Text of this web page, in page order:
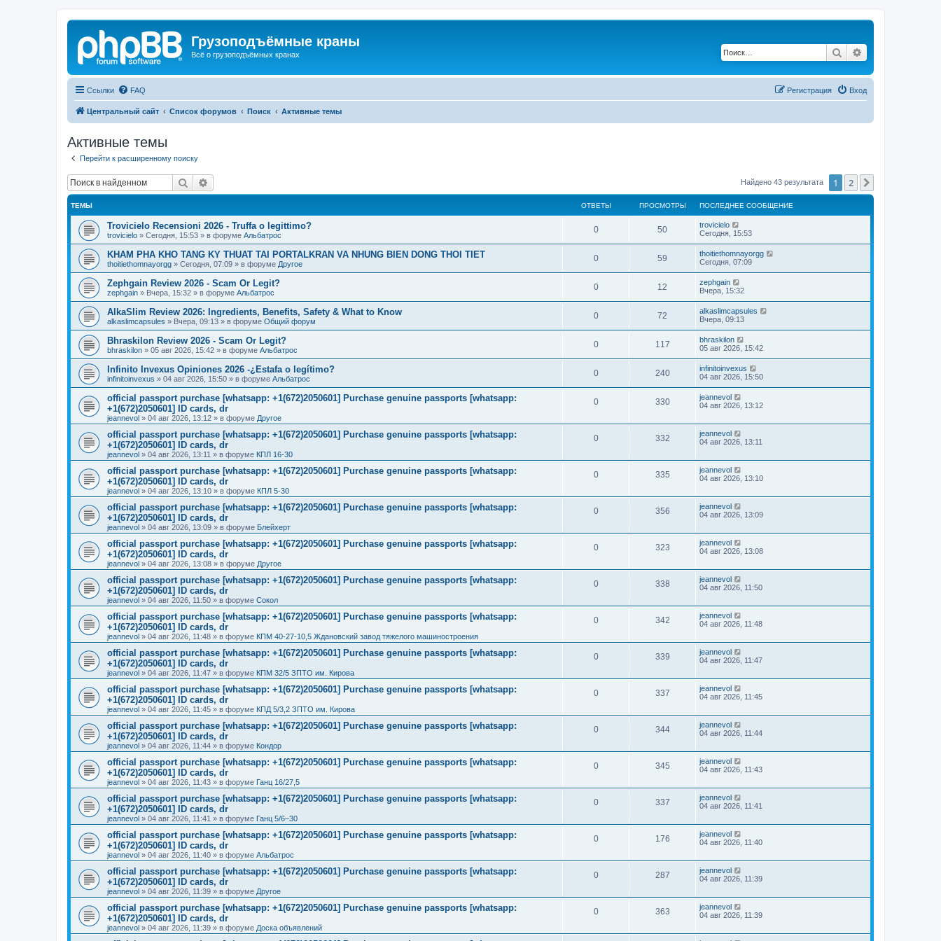
Грузоподъёмные краны
Всё о грузоподъёмных кранах Поиск
Ссылки FAQ Вход
Регистрация
Центральный сайт Список форумов Поиск Активные темы
Активные темы
Перейти к расширенному поиску
Поиск Найдено 43 результата 1 2
ТЕМЫ ОТВЕТЫ ПРОСМОТРЫ ПОСЛЕДНЕЕ СООБЩЕНИЕ
Trovicielo Recensioni 2026 - Truffa o legittimo?
trovicielo » Сегодня, 15:53 » в форуме Альбатрос
0 50
trovicielo
Сегодня, 15:53
KHAM PHA KHO TANG KY THUAT TAI PORTALKRAN VA NHUNG BIEN DONG THOI TIET
thoitiethomnayorgg » Сегодня, 07:09 » в форуме Другое
0 59
thoitiethomnayorgg
Сегодня, 07:09
Zephgain Review 2026 - Scam Or Legit?
zephgain » Вчера, 15:32 » в форуме Альбатрос
0 12
zephgain
Вчера, 15:32
AlkaSlim Review 2026: Ingredients, Benefits, Safety & What to Know
alkaslimcapsules » Вчера, 09:13 » в форуме Общий форум
0 72
alkaslimcapsules
Вчера, 09:13
Bhraskilon Review 2026 - Scam Or Legit?
bhraskilon » 05 авг 2026, 15:42 » в форуме Альбатрос
0 117
bhraskilon
05 авг 2026, 15:42
Infinito Invexus Opiniones 2026 -¿Estafa o legítimo?
infinitoinvexus » 04 авг 2026, 15:50 » в форуме Альбатрос
0 240
infinitoinvexus
04 авг 2026, 15:50
official passport purchase [whatsapp: +1(672)2050601] Purchase genuine passports [whatsapp:
+1(672)2050601] ID cards, dr
jeannevol » 04 авг 2026, 13:12 » в форуме Другое
0 330
jeannevol
04 авг 2026, 13:12
official passport purchase [whatsapp: +1(672)2050601] Purchase genuine passports [whatsapp:
+1(672)2050601] ID cards, dr
jeannevol » 04 авг 2026, 13:11 » в форуме КПЛ 16-30
0 332
jeannevol
04 авг 2026, 13:11
official passport purchase [whatsapp: +1(672)2050601] Purchase genuine passports [whatsapp:
+1(672)2050601] ID cards, dr
jeannevol » 04 авг 2026, 13:10 » в форуме КПЛ 5-30
0 335
jeannevol
04 авг 2026, 13:10
official passport purchase [whatsapp: +1(672)2050601] Purchase genuine passports [whatsapp:
+1(672)2050601] ID cards, dr
jeannevol » 04 авг 2026, 13:09 » в форуме Блейхерт
0 356
jeannevol
04 авг 2026, 13:09
official passport purchase [whatsapp: +1(672)2050601] Purchase genuine passports [whatsapp:
+1(672)2050601] ID cards, dr
jeannevol » 04 авг 2026, 13:08 » в форуме Другое
0 323
jeannevol
04 авг 2026, 13:08
official passport purchase [whatsapp: +1(672)2050601] Purchase genuine passports [whatsapp:
+1(672)2050601] ID cards, dr
jeannevol » 04 авг 2026, 11:50 » в форуме Сокол
0 338
jeannevol
04 авг 2026, 11:50
official passport purchase [whatsapp: +1(672)2050601] Purchase genuine passports [whatsapp:
+1(672)2050601] ID cards, dr
jeannevol » 04 авг 2026, 11:48 » в форуме КПМ 40-27-10,5 Ждановский завод тяжелого машиностроения
0 342
jeannevol
04 авг 2026, 11:48
official passport purchase [whatsapp: +1(672)2050601] Purchase genuine passports [whatsapp:
+1(672)2050601] ID cards, dr
jeannevol » 04 авг 2026, 11:47 » в форуме КПМ 32/5 ЗПТО им. Кирова
0 339
jeannevol
04 авг 2026, 11:47
official passport purchase [whatsapp: +1(672)2050601] Purchase genuine passports [whatsapp:
+1(672)2050601] ID cards, dr
jeannevol » 04 авг 2026, 11:45 » в форуме КПД 5/3,2 ЗПТО им. Кирова
0 337
jeannevol
04 авг 2026, 11:45
official passport purchase [whatsapp: +1(672)2050601] Purchase genuine passports [whatsapp:
+1(672)2050601] ID cards, dr
jeannevol » 04 авг 2026, 11:44 » в форуме Кондор
0 344
jeannevol
04 авг 2026, 11:44
official passport purchase [whatsapp: +1(672)2050601] Purchase genuine passports [whatsapp:
+1(672)2050601] ID cards, dr
jeannevol » 04 авг 2026, 11:43 » в форуме Ганц 16/27,5
0 345
jeannevol
04 авг 2026, 11:43
official passport purchase [whatsapp: +1(672)2050601] Purchase genuine passports [whatsapp:
+1(672)2050601] ID cards, dr
jeannevol » 04 авг 2026, 11:41 » в форуме Ганц 5/6–30
0 337
jeannevol
04 авг 2026, 11:41
official passport purchase [whatsapp: +1(672)2050601] Purchase genuine passports [whatsapp:
+1(672)2050601] ID cards, dr
jeannevol » 04 авг 2026, 11:40 » в форуме Альбатрос
0 176
jeannevol
04 авг 2026, 11:40
official passport purchase [whatsapp: +1(672)2050601] Purchase genuine passports [whatsapp:
+1(672)2050601] ID cards, dr
jeannevol » 04 авг 2026, 11:39 » в форуме Другое
0 287
jeannevol
04 авг 2026, 11:39
official passport purchase [whatsapp: +1(672)2050601] Purchase genuine passports [whatsapp:
+1(672)2050601] ID cards, dr
jeannevol » 04 авг 2026, 11:39 » в форуме Доска объявлений
0 363
jeannevol
04 авг 2026, 11:39